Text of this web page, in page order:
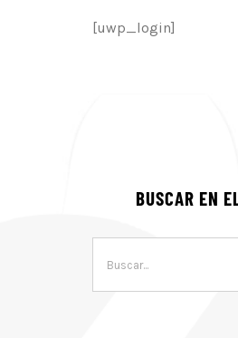
[uwp_login]
BUSCAR EN